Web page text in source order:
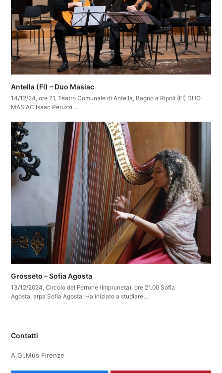
Antella (FI) – Duo Masiac
14/12/24, ore 21, Teatro Comunale di Antella, Bagno a Ripoli (FI) DUO
MASIAC Isaac Peruzzi…
Grosseto – Sofia Agosta
13/12/2024, Circolo del Ferrone (Impruneta), ore 21.00 Sofia
Agosta, arpa Sofia Agosta: Ha iniziato a studiare…
Contatti
A.Gi.Mus Firenze